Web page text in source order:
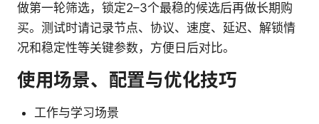
做第一轮筛选，锁定2–3个最稳的候选后再做长期购
买。测试时请记录节点、协议、速度、延迟、解锁情
况和稳定性等关键参数，方便日后对比。
使用场景、配置与优化技巧
工作与学习场景